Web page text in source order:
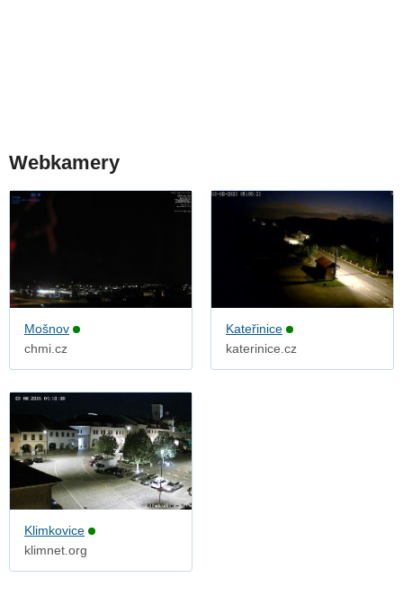
Webkamery
Mošnov
chmi.cz
Kateřinice
katerinice.cz
Klimkovice
klimnet.org